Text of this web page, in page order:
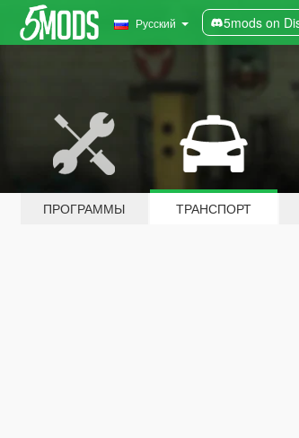
Русский 5mods on
ПРОГРАММЫ ТРАНСПОРТ